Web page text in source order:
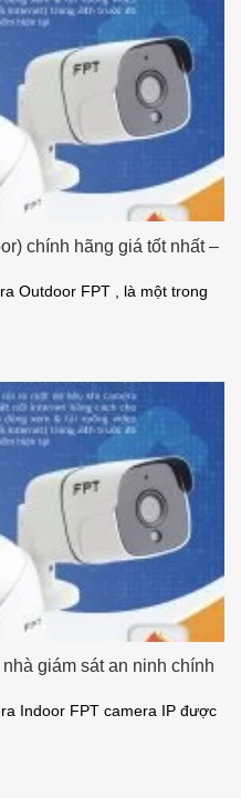
chính hãng giá tốt nhất –
Outdoor FPT , là một trong
giám sát an ninh chính
Indoor FPT camera IP được